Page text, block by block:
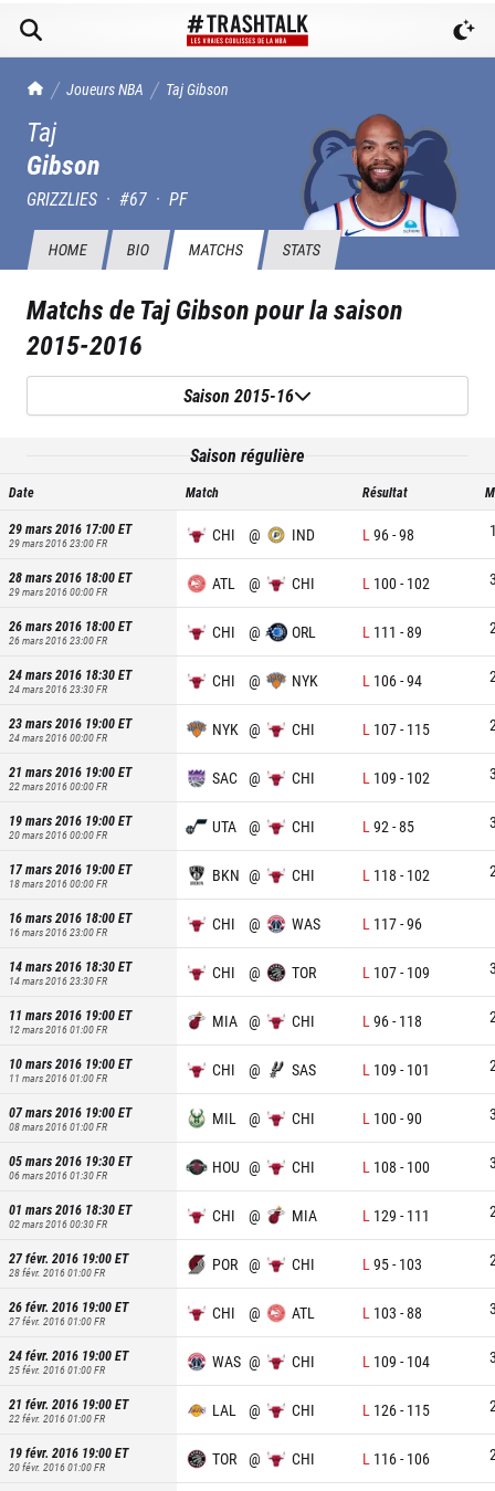
TrashTalk Actu NBA
Joueurs NBA TajGibson
Taj
Gibson
GRIZZLIES · #67 · PF
HOME BIO MATCHS STATS
Matchs deTaj Gibsonpour la saison
2015-2016
Saison 2015-16
Saison régulière
Date Match Résultat
29 mars 2016 17:00ET
29 mars 2016 23:00FR CHI @ IND L 96-98
28 mars 2016 18:00ET
29 mars 2016 00:00FR ATL @ CHI L 100- 102
26 mars 2016 18:00ET
26 mars 2016 23:00FR CHI @ ORL L 111 -89
24 mars 2016 18:30ET
24 mars 2016 23:30FR CHI @ NYK L 106-94
23 mars 2016 19:00ET
24 mars 2016 00:00FR NYK @ CHI L 107- 115
21 mars 2016 19:00ET
22 mars 2016 00:00FR SAC @ CHI L 109 - 102
19 mars 2016 19:00ET
20 mars 2016 00:00FR UTA @ CHI L 92 -85
17 mars 2016 19:00ET
18 mars 2016 00:00FR BKN @ CHI L 118 - 102
16 mars 2016 18:00ET
16 mars 2016 23:00FR CHI @ WAS L 117-96
14 mars 2016 18:30ET
14 mars 2016 23:30FR CHI @ TOR L 107- 109
11 mars 2016 19:00ET
12 mars 2016 01:00FR MIA @ CHI L 96- 118
10 mars 2016 19:00ET
11 mars 2016 01:00FR CHI @ SAS L 109 - 101
07 mars 2016 19:00ET
08 mars 2016 01:00FR MIL @ CHI L 100-90
05 mars 2016 19:30ET
06 mars 2016 01:30FR HOU @ CHI L 108 - 100
01 mars 2016 18:30ET
02 mars 2016 00:30FR CHI @ MIA L 129 - 111
27 févr. 2016 19:00ET
28 févr. 2016 01:00FR POR @ CHI L 95- 103
26 févr. 2016 19:00ET
27 févr. 2016 01:00FR CHI @ ATL L 103 -88
24 févr. 2016 19:00ET
25 févr. 2016 01:00FR WAS @ CHI L 109 - 104
21 févr. 2016 19:00ET
22 févr. 2016 01:00FR LAL @ CHI L 126- 115
19 févr. 2016 19:00ET
20 févr. 2016 01:00FR TOR @ CHI L 116- 106